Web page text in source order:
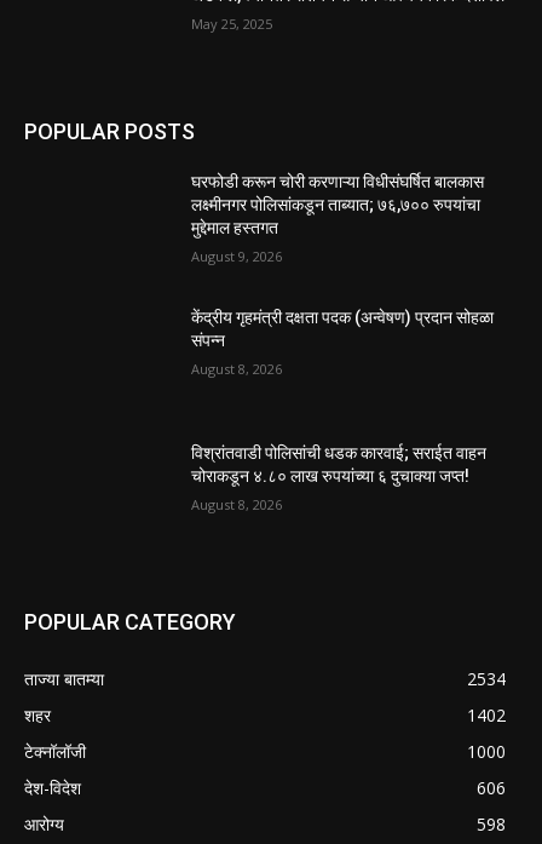
May 25, 2025
POPULAR POSTS
घरफोडी करून चोरी करणाऱ्या विधीसंघर्षित बालकास
लक्ष्मीनगर पोलिसांकडून ताब्यात; ७६,७०० रुपयांचा
मुद्देमाल हस्तगत
August 9, 2026
केंद्रीय गृहमंत्री दक्षता पदक (अन्वेषण) प्रदान सोहळा
संपन्न
August 8, 2026
विश्रांतवाडी पोलिसांची धडक कारवाई; सराईत वाहन
चोराकडून ४.८० लाख रुपयांच्या ६ दुचाक्या जप्त!
August 8, 2026
POPULAR CATEGORY
ताज्या बातम्या
2534
शहर
1402
टेक्नॉलॉजी
1000
देश-विदेश
606
आरोग्य
598